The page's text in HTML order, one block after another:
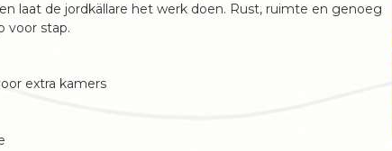
laat de jordkällare het werk doen. Rust, ruimte en genoeg
voor stap.
extra kamers